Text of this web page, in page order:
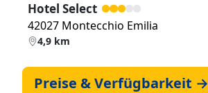
Hotel Select
42027 Montecchio Emilia
4,9 km
Preise & Verfügbarkeit →